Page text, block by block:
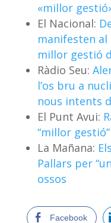
«millor
El Nacional:
manifesten
millor gestió
Ràdio Seu:
l’os bru a
nous intents
El Punt Avui:
“millor
La Mañana:
Pallars per
ossos
Facebook